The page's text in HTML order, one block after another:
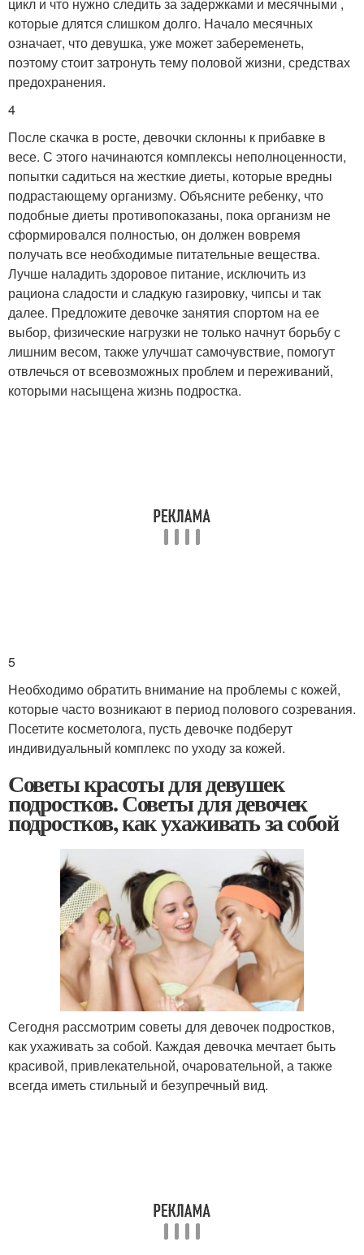
которые длятся слишком долго. Начало месячных
означает, что девушка, уже может забеременеть,
поэтому стоит затронуть тему половой жизни, средствах
предохранения.
4
После скачка в росте, девочки склонны к прибавке в
весе. С этого начинаются комплексы неполноценности,
попытки садиться на жесткие диеты, которые вредны
подрастающему организму. Объясните ребенку, что
подобные диеты противопоказаны, пока организм не
сформировался полностью, он должен вовремя
получать все необходимые питательные вещества.
Лучше наладить здоровое питание, исключить из
рациона сладости и сладкую газировку, чипсы и так
далее. Предложите девочке занятия спортом на ее
выбор, физические нагрузки не только начнут борьбу с
лишним весом, также улучшат самочувствие, помогут
отвлечься от всевозможных проблем и переживаний,
которыми насыщена жизнь подростка.
5
Необходимо обратить внимание на проблемы с кожей,
которые часто возникают в период полового созревания.
Посетите косметолога, пусть девочке подберут
индивидуальный комплекс по уходу за кожей.
Советы красоты для девушек
подростков. Советы для девочек
подростков, как ухаживать за собой
Сегодня рассмотрим советы для девочек подростков,
как ухаживать за собой. Каждая девочка мечтает быть
красивой, привлекательной, очаровательной, а также
всегда иметь стильный и безупречный вид.